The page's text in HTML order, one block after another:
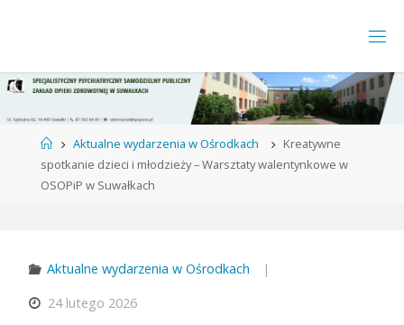
Strona
główna
Aktualne wydarzenia w Ośrodkach
Kreatywne
spotkanie dzieci i młodzieży – Warsztaty walentynkowe w
OSOPiP w Suwałkach
Aktualne wydarzenia w Ośrodkach
|
24 lutego 2026